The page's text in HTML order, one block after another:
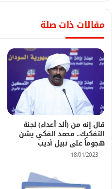
مقالات ذات صلة
قال إنه من (ألد أعداء) لجنة
التفكيك.. محمد الفكي يشن
هجوماً على نبيل أديب
18/01/2023